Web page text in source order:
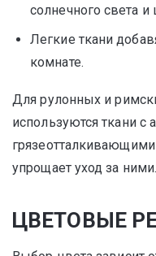
солнечного света и
Легкие ткани
комнате.
Для рулонных и
используются ткани с
грязеотталкивающими
упрощает уход за ними.
ЦВЕТОВЫЕ